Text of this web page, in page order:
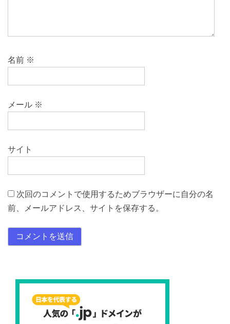
名前 ※
メール ※
サイト
次回のコメントで使用するためブラウザーに自分の名
前、メールアドレス、サイトを保存する。